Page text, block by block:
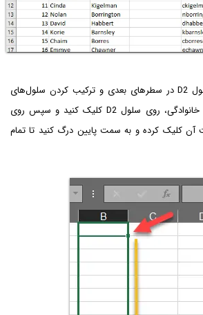
برای کپی کردن فرمول سلول D2 در سطرهای بعدی و ترکیب کردن سلول‌های
بعدی ستون‌های نام و نام خانوادگی، روی سلول D2 کلیک کنید و سپس روی
کلیک کرده و به سمت پایین درگ کنید تا تمام